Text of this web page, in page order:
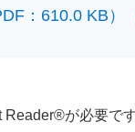
：610.0 KB）
が必要で